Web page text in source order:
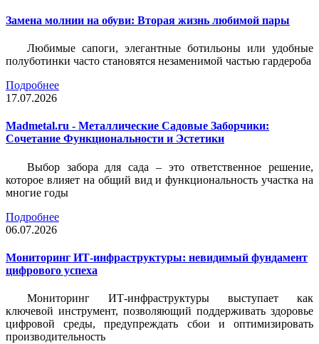
Замена молнии на обуви: Вторая жизнь любимой пары
Любимые сапоги, элегантные ботильоны или удобные
полуботинки часто становятся незаменимой частью гардероба
Подробнее
17.07.2026
Madmetal.ru - Металлические Садовые Заборчики:
Сочетание Функциональности и Эстетики
Выбор забора для сада – это ответственное решение,
которое влияет на общий вид и функциональность участка на
многие годы
Подробнее
06.07.2026
Мониторинг ИТ-инфраструктуры: невидимый фундамент
цифрового успеха
Мониторинг ИТ-инфраструктуры выступает как
ключевой инструмент, позволяющий поддерживать здоровье
цифровой среды, предупреждать сбои и оптимизировать
производительность